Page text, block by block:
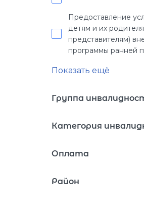
Предоставление
детям и их
представителям)
программы ранней
Показать ещё
Группа
Категория
Оплата
Район